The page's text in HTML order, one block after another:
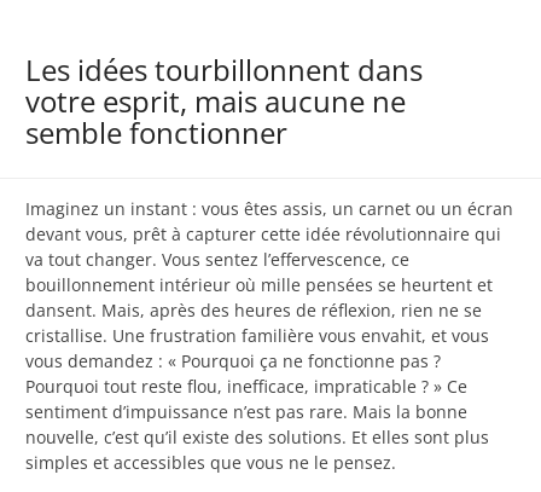
Les idées tourbillonnent dans
votre esprit, mais aucune ne
semble fonctionner
Imaginez un instant : vous êtes assis, un carnet ou un écran
devant vous, prêt à capturer cette idée révolutionnaire qui
va tout changer. Vous sentez l’effervescence, ce
bouillonnement intérieur où mille pensées se heurtent et
dansent. Mais, après des heures de réflexion, rien ne se
cristallise. Une frustration familière vous envahit, et vous
vous demandez : « Pourquoi ça ne fonctionne pas ?
Pourquoi tout reste flou, inefficace, impraticable ? » Ce
sentiment d’impuissance n’est pas rare. Mais la bonne
nouvelle, c’est qu’il existe des solutions. Et elles sont plus
simples et accessibles que vous ne le pensez.